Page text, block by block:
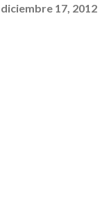
diciembre 17, 2012